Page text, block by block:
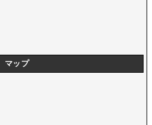
マップ